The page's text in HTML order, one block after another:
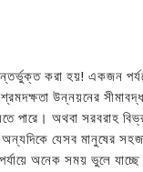
করা হয়! একজন
উন্নয়নের
অথবা সরবরাহ
যেসব মানুষের
পর্যায়ে অনেক সময় ভুলে